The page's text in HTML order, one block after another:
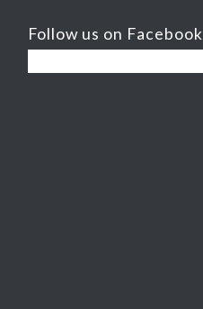
Follow us on Facebook